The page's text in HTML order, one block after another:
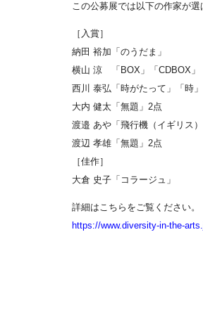
この公募展では以下の作家が
［入賞］
納田 裕加「のうだま」
横山 涼 「BOX」「CDBOX」
西川 泰弘「時がたって」「時」
大内 健太「無題」2点
渡邉 あや「飛行機（イギリス）
渡辺 孝雄「無題」2点
［佳作］
大倉 史子「コラージュ」
詳細はこちらをご覧ください。
https://www.diversity-in-the-